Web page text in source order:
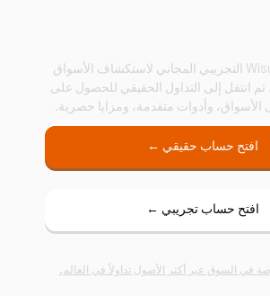
ابدأ بحساب Wisuno التجريبي المجاني لاستكشاف الأسواق
انتقل إلى التداول الحقيقي للحصول على
وأدوات متقدمة، ومزايا حصرية.
افتح حساب حقيقي ←
افتح حساب تجريبي ←
في السوق عبر أكثر الأصول تداولاً في العالم.